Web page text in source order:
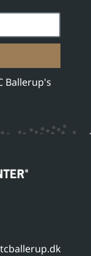
Ballerup's